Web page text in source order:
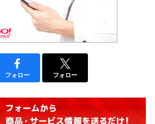
フォロー フォロー